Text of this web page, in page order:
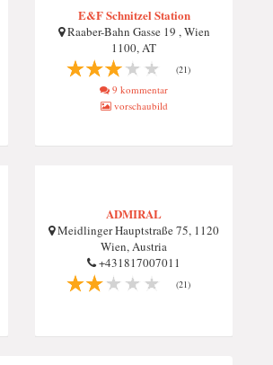
E&F Schnitzel Station
Raaber-Bahn Gasse 19 , Wien
1100, AT
(21)
9 kommentar
vorschaubild
ADMIRAL
Meidlinger Hauptstraße 75, 1120
Wien, Austria
+431817007011
(21)